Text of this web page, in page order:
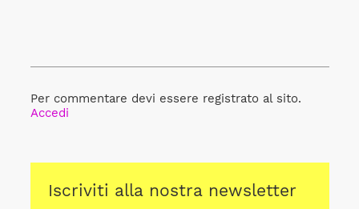
Per commentare devi essere registrato al sito.
Accedi
Iscriviti alla nostra newsletter